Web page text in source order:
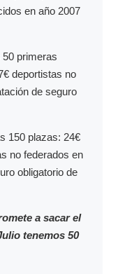
en año 2007
primeras
deportistas no
de seguro
150 plazas: 24€
no federados en
obligatorio de
a sacar el
tenemos 50